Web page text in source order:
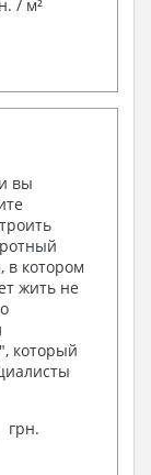
/ м²
вы
в котором
жить не
который
грн.